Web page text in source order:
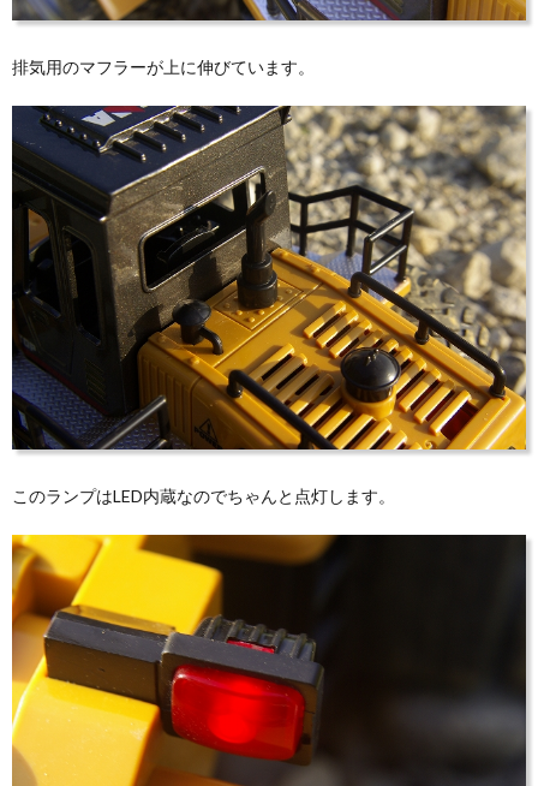
排気用のマフラーが上に伸びています。
このランプはLED内蔵なのでちゃんと点灯します。